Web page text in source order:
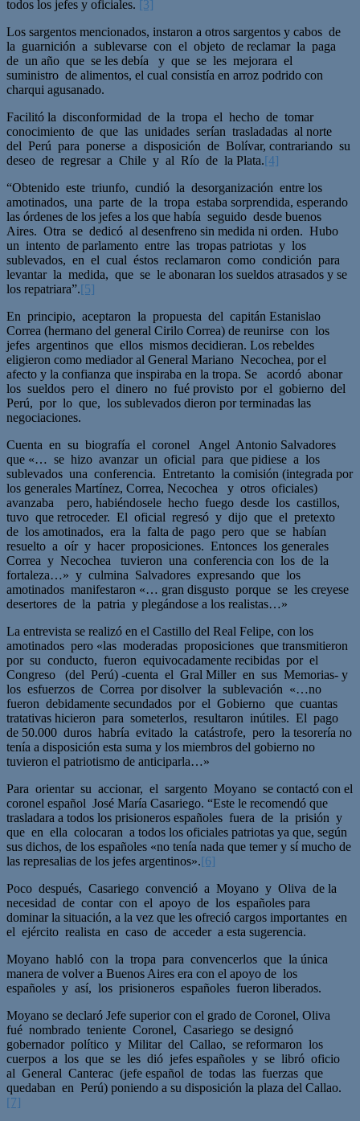
todos los jefes y oficiales. [3]
Los sargentos mencionados, instaron a otros sargentos y cabos de
la guarnición a sublevarse con el objeto de reclamar la paga
de un año que se les debía y que se les mejorara el
suministro de alimentos, el cual consistía en arroz podrido con
charqui agusanado.
Facilitó la disconformidad de la tropa el hecho de tomar
conocimiento de que las unidades serían trasladadas al norte
del Perú para ponerse a disposición de Bolívar, contrariando su
deseo de regresar a Chile y al Río de la Plata.[4]
“Obtenido este triunfo, cundió la desorganización entre los
amotinados, una parte de la tropa estaba sorprendida, esperando
las órdenes de los jefes a los que había seguido desde buenos
Aires. Otra se dedicó al desenfreno sin medida ni orden. Hubo
un intento de parlamento entre las tropas patriotas y los
sublevados, en el cual éstos reclamaron como condición para
levantar la medida, que se le abonaran los sueldos atrasados y se
los repatriara”.[5]
En principio, aceptaron la propuesta del capitán Estanislao
Correa (hermano del general Cirilo Correa) de reunirse con los
jefes argentinos que ellos mismos decidieran. Los rebeldes
eligieron como mediador al General Mariano Necochea, por el
afecto y la confianza que inspiraba en la tropa. Se acordó abonar
los sueldos pero el dinero no fué provisto por el gobierno del
Perú, por lo que, los sublevados dieron por terminadas las
negociaciones.
Cuenta en su biografía el coronel Angel Antonio Salvadores
que «… se hizo avanzar un oficial para que pidiese a los
sublevados una conferencia. Entretanto la comisión (integrada por
los generales Martínez, Correa, Necochea y otros oficiales)
avanzaba pero, habiéndosele hecho fuego desde los castillos,
tuvo que retroceder. El oficial regresó y dijo que el pretexto
de los amotinados, era la falta de pago pero que se habían
resuelto a oír y hacer proposiciones. Entonces los generales
Correa y Necochea tuvieron una conferencia con los de la
fortaleza…» y culmina Salvadores expresando que los
amotinados manifestaron «… gran disgusto porque se les creyese
desertores de la patria y plegándose a los realistas…»
La entrevista se realizó en el Castillo del Real Felipe, con los
amotinados pero «las moderadas proposiciones que transmitieron
por su conducto, fueron equivocadamente recibidas por el
Congreso (del Perú) -cuenta el Gral Miller en sus Memorias- y
los esfuerzos de Correa por disolver la sublevación «…no
fueron debidamente secundados por el Gobierno que cuantas
tratativas hicieron para someterlos, resultaron inútiles. El pago
de 50.000 duros habría evitado la catástrofe, pero la tesorería no
tenía a disposición esta suma y los miembros del gobierno no
tuvieron el patriotismo de anticiparla…»
Para orientar su accionar, el sargento Moyano se contactó con el
coronel español José María Casariego. “Este le recomendó que
trasladara a todos los prisioneros españoles fuera de la prisión y
que en ella colocaran a todos los oficiales patriotas ya que, según
sus dichos, de los españoles «no tenía nada que temer y sí mucho de
las represalias de los jefes argentinos».[6]
Poco después, Casariego convenció a Moyano y Oliva de la
necesidad de contar con el apoyo de los españoles para
dominar la situación, a la vez que les ofreció cargos importantes en
el ejército realista en caso de acceder a esta sugerencia.
Moyano habló con la tropa para convencerlos que la única
manera de volver a Buenos Aires era con el apoyo de los
españoles y así, los prisioneros españoles fueron liberados.
Moyano se declaró Jefe superior con el grado de Coronel, Oliva
fué nombrado teniente Coronel, Casariego se designó
gobernador político y Militar del Callao, se reformaron los
cuerpos a los que se les dió jefes españoles y se libró oficio
al General Canterac (jefe español de todas las fuerzas que
quedaban en Perú) poniendo a su disposición la plaza del Callao.
[7]